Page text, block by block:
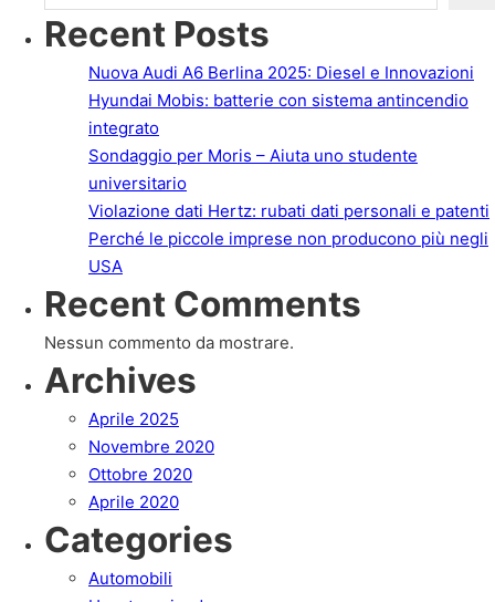
Recent Posts
Nuova Audi A6 Berlina 2025: Diesel e Innovazioni
Hyundai Mobis: batterie con sistema antincendio
integrato
Sondaggio per Moris – Aiuta uno studente
universitario
Violazione dati Hertz: rubati dati personali e patenti
Perché le piccole imprese non producono più negli
USA
Recent Comments
Nessun commento da mostrare.
Archives
Aprile 2025
Novembre 2020
Ottobre 2020
Aprile 2020
Categories
Automobili